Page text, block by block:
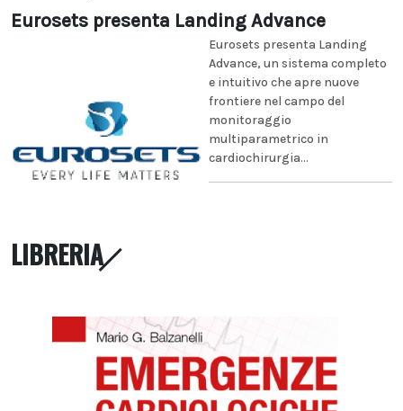
Eurosets presenta Landing Advance
Eurosets presenta Landing
Advance, un sistema completo
e intuitivo che apre nuove
frontiere nel campo del
monitoraggio
multiparametrico in
cardiochirurgia...
LIBRERIA